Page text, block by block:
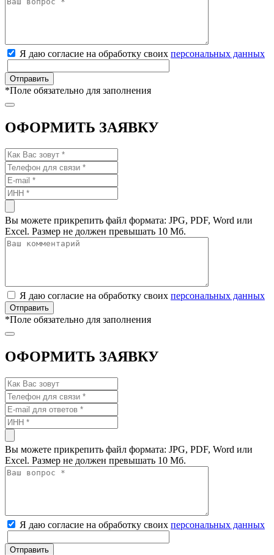
Я даю согласие на обработку своих персональных данных
*Поле обязательно для заполнения
ОФОРМИТЬ ЗАЯВКУ
Вы можете прикрепить файл формата: JPG, PDF, Word или
Excel. Размер не должен превышать 10 Мб.
Я даю согласие на обработку своих персональных данных
*Поле обязательно для заполнения
ОФОРМИТЬ ЗАЯВКУ
Вы можете прикрепить файл формата: JPG, PDF, Word или
Excel. Размер не должен превышать 10 Мб.
Я даю согласие на обработку своих персональных данных